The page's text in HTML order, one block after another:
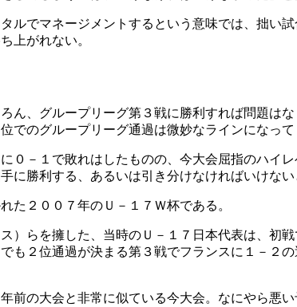
ルでマネージメントするという意味では、拙い
上がれない。
ん、グループリーグ第３戦に勝利すれば問題は
でのグループリーグ通過は微妙なラインになって
０－１で敗れはしたものの、今大会屈指のハイ
に勝利する、あるいは引き分けなければいけない
た２００７年のＵ－１７Ｗ杯である。
）らを擁した、当時のＵ－１７日本代表は、初
も２位通過が決まる第３戦でフランスに１－２
前の大会と非常に似ている今大会。なにやら悪い